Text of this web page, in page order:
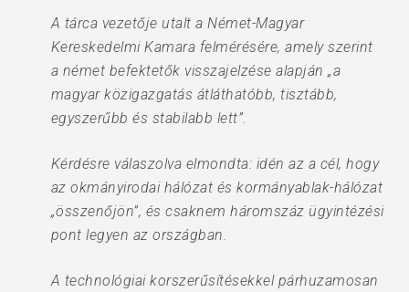
A tárca vezetője utalt a Német-Magyar
Kereskedelmi Kamara felmérésére, amely szerint
a német befektetők visszajelzése alapján „a
magyar közigazgatás átláthatóbb, tisztább,
egyszerűbb és stabilabb lett”.
Kérdésre válaszolva elmondta: idén az a cél, hogy
az okmányirodai hálózat és kormányablak-hálózat
„összenőjön”, és csaknem háromszáz ügyintézési
pont legyen az országban.
A technológiai korszerűsítésekkel párhuzamosan